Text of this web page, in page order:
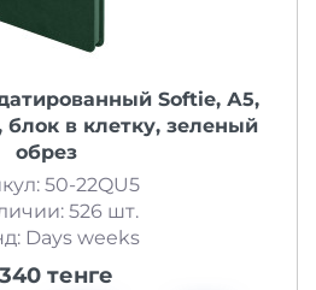
Softie, А5,
в клетку, зеленый
обрез
50-22QU5
526 шт.
Days weeks
тенге